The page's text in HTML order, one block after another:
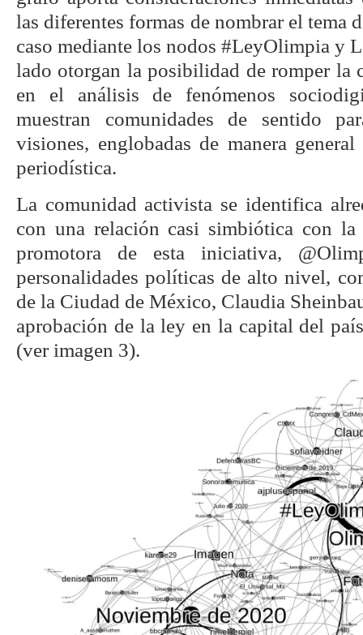
las diferentes formas de nombrar el tema
caso mediante los nodos #LeyOlimpia y
lado otorgan la posibilidad de romper la
en el análisis de fenómenos
muestran comunidades de sentido
visiones, englobadas de manera
periodística.
La comunidad activista se identifica
con una relación casi simbiótica con
promotora de esta iniciativa,
personalidades políticas de alto nivel,
de la Ciudad de México, Claudia
aprobación de la ley en la capital del
(ver imagen 3).